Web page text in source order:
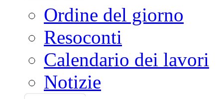
Ordine del giorno
Resoconti
Calendario dei lavori
Notizie